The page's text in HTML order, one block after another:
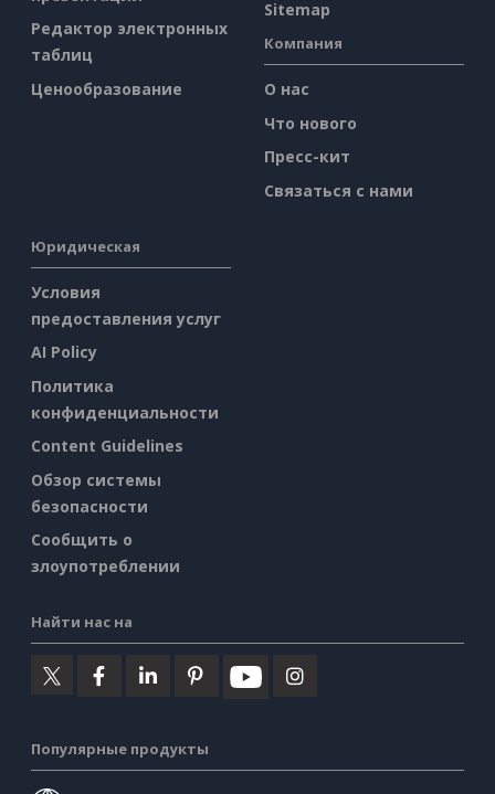
Редактор электронных
таблиц
Ценообразование
Sitemap
Компания
О нас
Что нового
Пресс-кит
Связаться с нами
Юридическая
Условия
предоставления услуг
AI Policy
Политика
конфиденциальности
Content Guidelines
Обзор системы
безопасности
Сообщить о
злоупотреблении
Найти нас на
Популярные продукты